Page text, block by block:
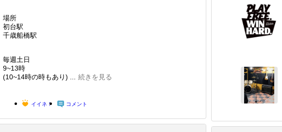
場所
初台駅
千歳船橋駅
毎週土日
9~13時
(10~14時の時もあり) ...
続きを見る
イイネ！ コメント